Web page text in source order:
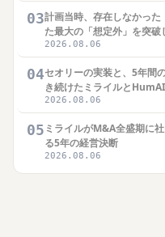
03計画当時、存在しなかっ
た最大の「想定外」を突
2026.08.06
04セオリーの実装と、5年間
き続けたミライルと
2026.08.06
05 ミライルがM&A全盛期に
る5年の経営決断
2026.08.06